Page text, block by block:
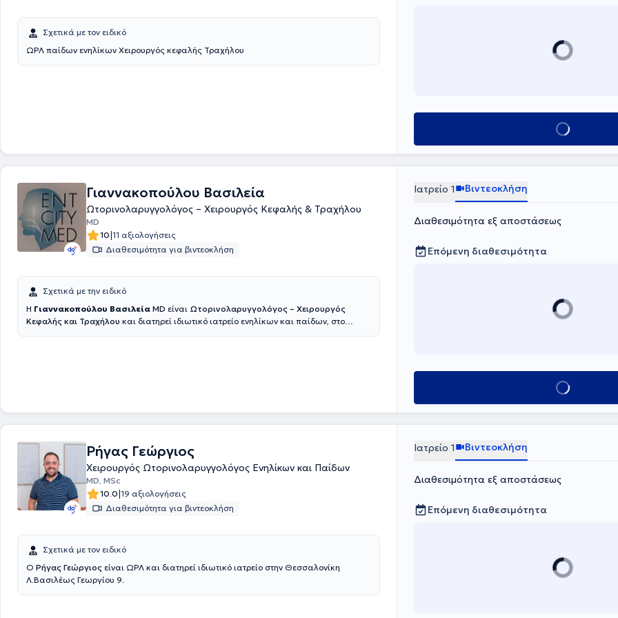
Σχετικά με τον ειδικό
ΩΡΛ παίδων ενηλίκων Χειρουργός κεφαλής Τραχήλου
Κλείσε ραντεβού
Γιαννακοπούλου Βασιλεία
Ωτορινολαρυγγολόγος – Χειρουργός Κεφαλής & Τραχήλου
MD
10|11 αξιολογήσεις
Διαθεσιμότητα για βιντεοκλήση
Σχετικά με την ειδικό
Η Γιαννακοπούλου Βασιλεία MD είναι Ωτορινολαρυγγολόγος – Χειρουργός
Κεφαλής και Τραχήλου και διατηρεί ιδιωτικό ιατρείο ενηλίκων και παίδων, στο
Ιατρείο 1 Βιντεοκλήση
Διαθεσιμότητα εξ αποστάσεως
Επόμενη διαθεσιμότητα
Κλείσε ραντεβού
Ρήγας Γεώργιος
Χειρουργός Ωτορινολαρυγγολόγος Ενηλίκων και Παίδων
MD, MSc
10.0|19 αξιολογήσεις
Διαθεσιμότητα για βιντεοκλήση
Σχετικά με τον ειδικό
Ο Ρήγας Γεώργιος είναι ΩΡΛ και διατηρεί ιδιωτικό ιατρείο στην Θεσσαλονίκη
Λ.Βασιλέως Γεωργίου 9.
Ιατρείο 1 Βιντεοκλήση
Διαθεσιμότητα εξ αποστάσεως
Επόμενη διαθεσιμότητα